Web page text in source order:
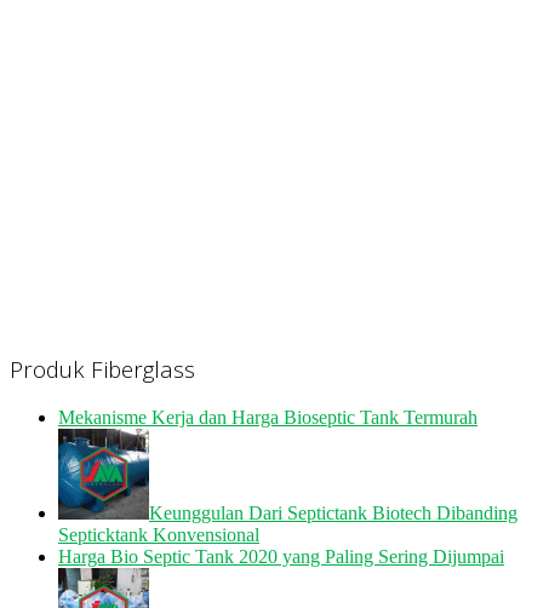
Produk Fiberglass
Mekanisme Kerja dan Harga Bioseptic Tank Termurah
Keunggulan Dari Septictank Biotech Dibanding
Septicktank Konvensional
Harga Bio Septic Tank 2020 yang Paling Sering Dijumpai